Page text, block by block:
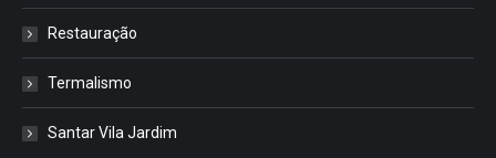
Restauração
Termalismo
Santar Vila Jardim